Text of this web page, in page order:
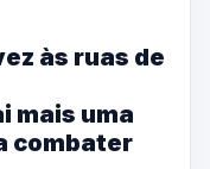
às ruas de
mais uma
combater